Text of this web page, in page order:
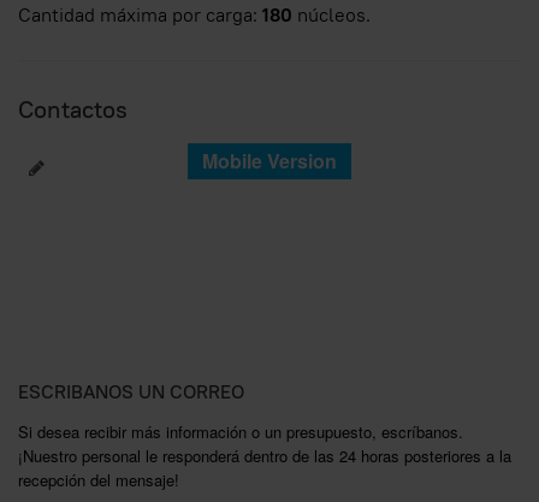
Cantidad máxima por carga: 180 núcleos.
Contactos
Mobile Version
ESCRIBANOS UN CORREO
Si desea recibir más información o un presupuesto, escríbanos.
¡Nuestro personal le responderá dentro de las 24 horas posteriores a la
recepción del mensaje!